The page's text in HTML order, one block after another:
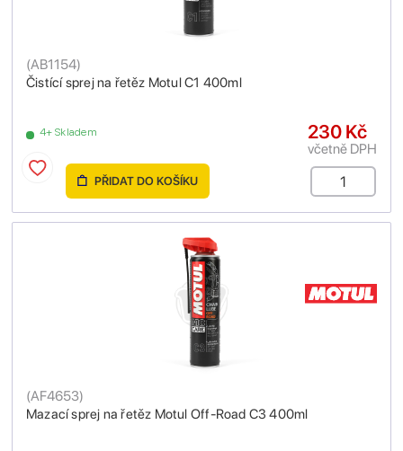
Čistící sprej na řetěz Motul C1 400ml
(AB1154)
4+ Skladem 230 Kč
včetně DPH
PŘIDAT DO KOŠÍKU
Mazací sprej na řetěz Motul Off-Road C3 400ml
(AF4653)